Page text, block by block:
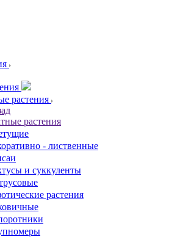
растения
растения
- лиственные
и суккуленты
растения